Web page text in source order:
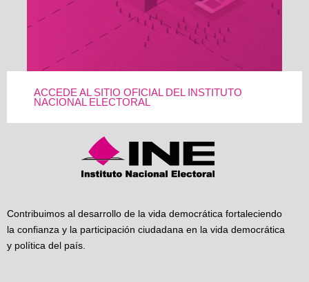
ACCEDE AL SITIO OFICIAL DEL INSTITUTO
NACIONAL ELECTORAL
Contribuimos al desarrollo de la vida democrática fortaleciendo
la confianza y la participación ciudadana en la vida democrática
y política del país.